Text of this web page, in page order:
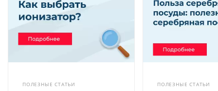
ПОЛЕЗНЫЕ СТАТЬИ
ПОЛЕЗНЫЕ СТАТЬИ